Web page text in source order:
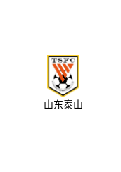
山东泰山